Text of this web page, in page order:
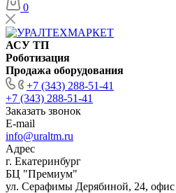
0
АСУ ТП
Роботизация
Продажа оборудования
+7 (343) 288-51-41
+7 (343) 288-51-41
Заказать звонок
E-mail
info@uraltm.ru
Адрес
г. Екатеринбург
БЦ "Премиум"
ул. Серафимы Дерябиной, 24, офис